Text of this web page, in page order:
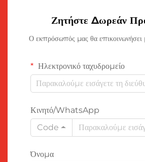
Ζητήστε Δωρεάν
Ο εκπρόσωπός μας θα επικοινωνήσει
Ηλεκτρονικό ταχυδρομείο
Κινητό/WhatsApp
Code
Όνομα